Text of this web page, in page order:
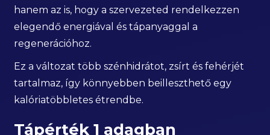
hanem az is, hogy a szervezeted rendelkezzen
elegendő energiával és tápanyaggal a
regenerációhoz.
Ez a változat több szénhidrátot, zsírt és fehérjét
tartalmaz, így könnyebben beilleszthető egy
kalóriatöbbletes étrendbe.
Tápérték 1 adagban